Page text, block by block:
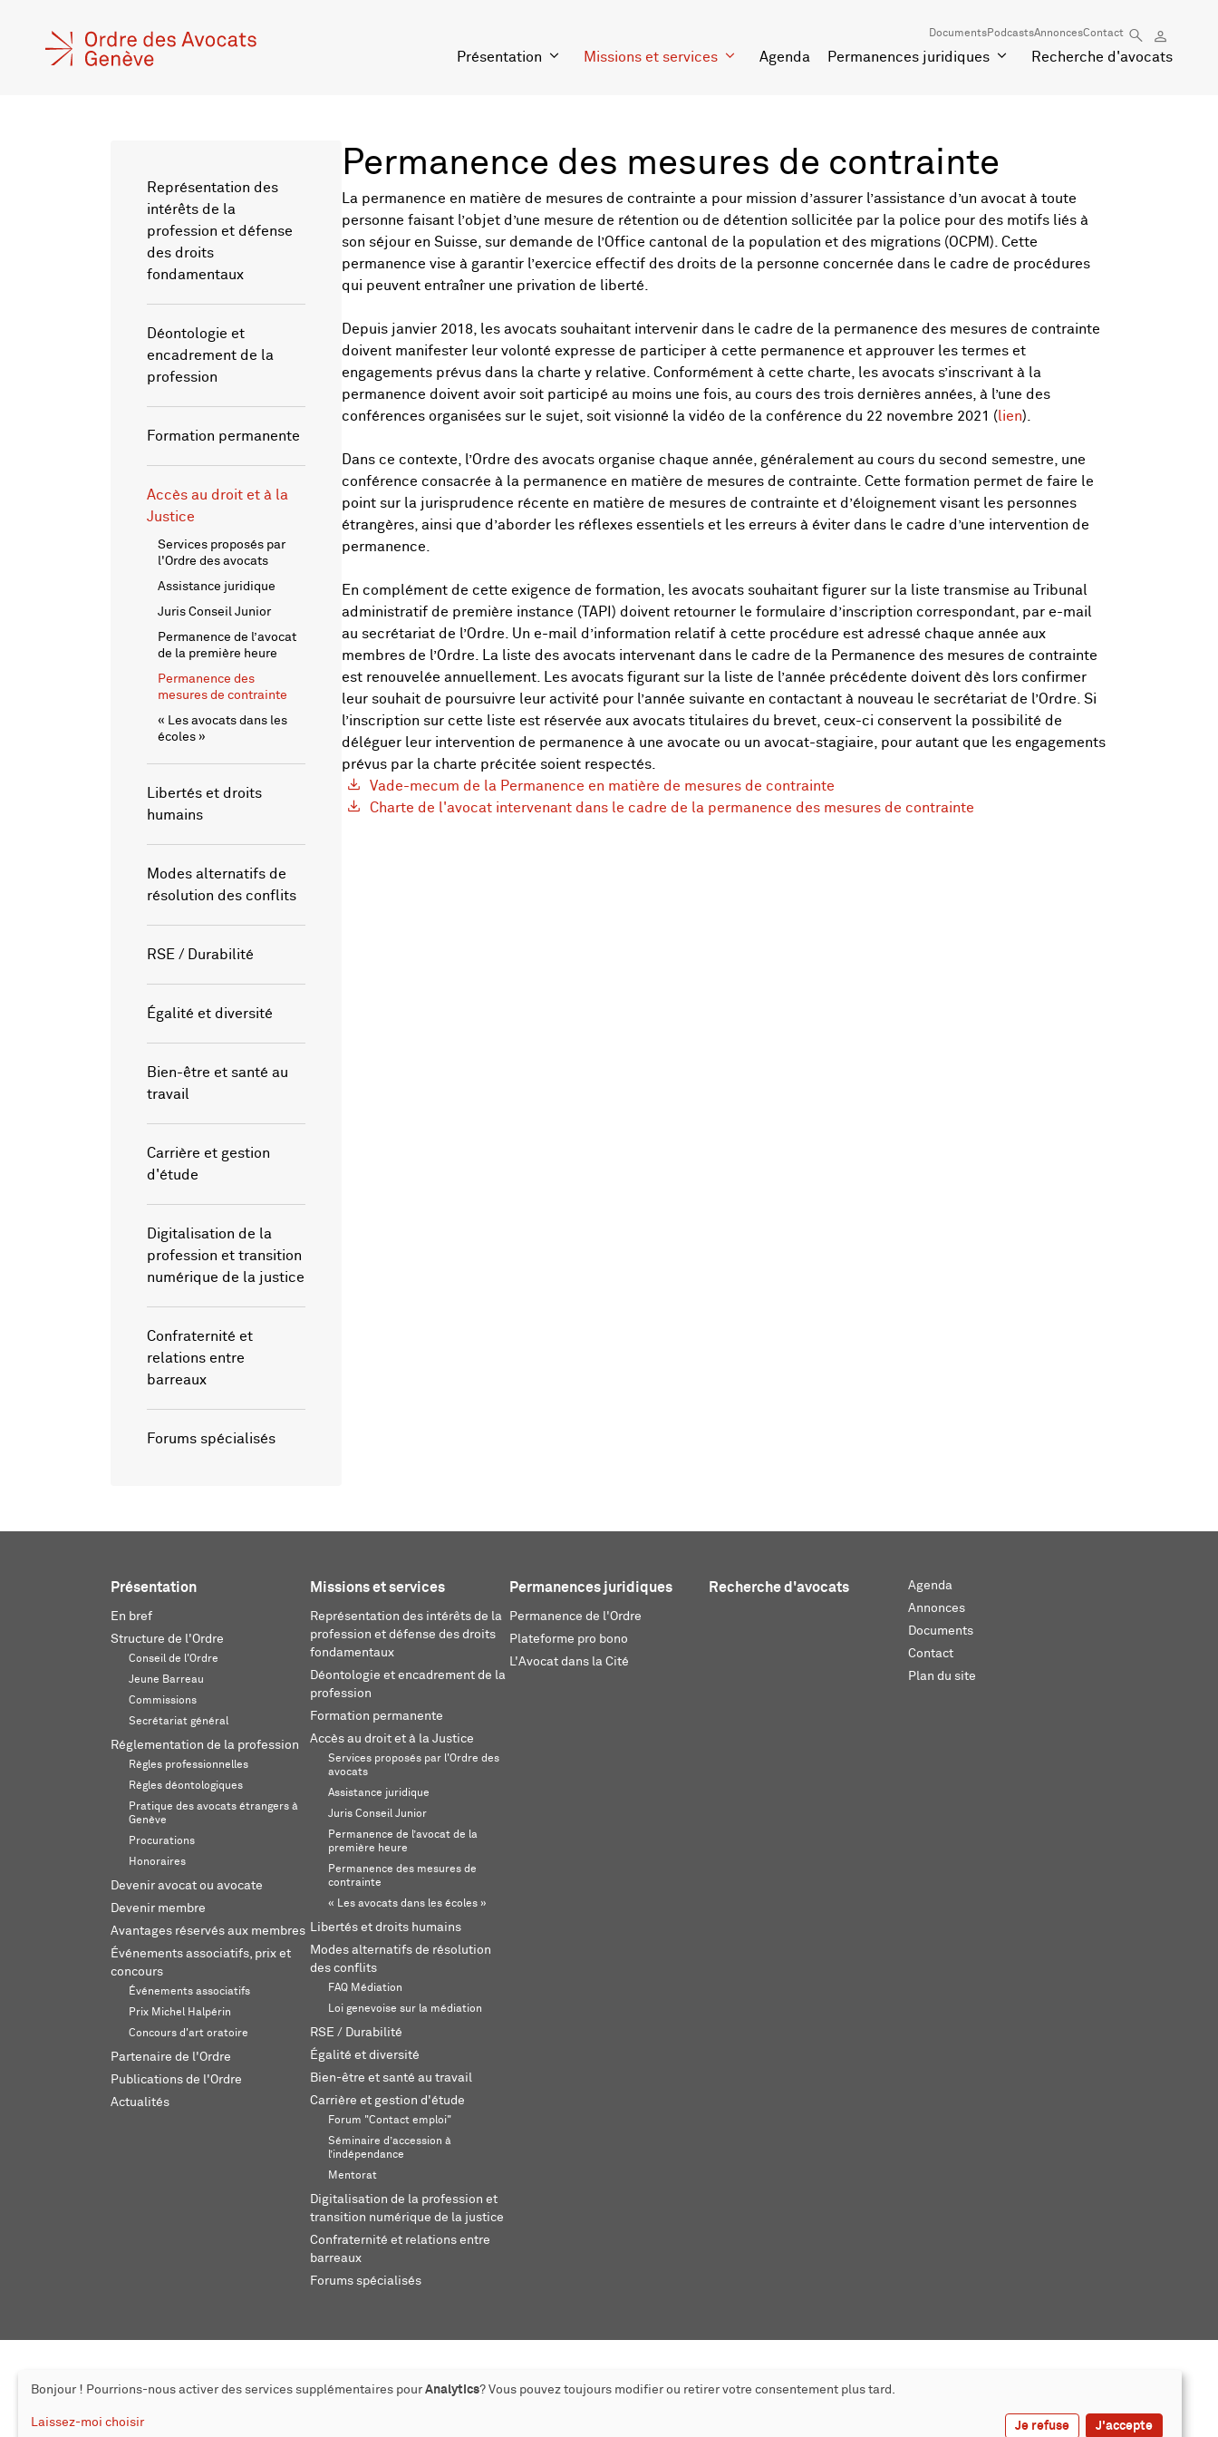
DocumentsPodcastsAnnoncesContact
Présentation Missions et services Agenda Permanences juridiques Recherche d'avocats
Représentation des
intérêts de la
profession et défense
des droits
fondamentaux
Déontologie et
encadrement de la
profession
Formation permanente
Accès au droit et à la
Justice
Services proposés par
l'Ordre des avocats
Assistance juridique
Juris Conseil Junior
Permanence de l’avocat
de la première heure
Permanence des
mesures de contrainte
« Les avocats dans les
écoles »
Libertés et droits
humains
Modes alternatifs de
résolution des conflits
RSE / Durabilité
Égalité et diversité
Bien-être et santé au
travail
Carrière et gestion
d'étude
Digitalisation de la
profession et transition
numérique de la justice
Confraternité et
relations entre
barreaux
Forums spécialisés
Permanence des mesures de contrainte
La permanence en matière de mesures de contrainte a pour mission d’assurer l’assistance d’un avocat à toute
personne faisant l’objet d’une mesure de rétention ou de détention sollicitée par la police pour des motifs liés à
son séjour en Suisse, sur demande de l’Office cantonal de la population et des migrations (OCPM). Cette
permanence vise à garantir l’exercice effectif des droits de la personne concernée dans le cadre de procédures
qui peuvent entraîner une privation de liberté.
Depuis janvier 2018, les avocats souhaitant intervenir dans le cadre de la permanence des mesures de contrainte
doivent manifester leur volonté expresse de participer à cette permanence et approuver les termes et
engagements prévus dans la charte y relative. Conformément à cette charte, les avocats s’inscrivant à la
permanence doivent avoir soit participé au moins une fois, au cours des trois dernières années, à l’une des
conférences organisées sur le sujet, soit visionné la vidéo de la conférence du 22 novembre 2021 ( lien).
Dans ce contexte, l’Ordre des avocats organise chaque année, généralement au cours du second semestre, une
conférence consacrée à la permanence en matière de mesures de contrainte. Cette formation permet de faire le
point sur la jurisprudence récente en matière de mesures de contrainte et d’éloignement visant les personnes
étrangères, ainsi que d’aborder les réflexes essentiels et les erreurs à éviter dans le cadre d’une intervention de
permanence.
En complément de cette exigence de formation, les avocats souhaitant figurer sur la liste transmise au Tribunal
administratif de première instance (TAPI) doivent retourner le formulaire d’inscription correspondant, par e-mail
au secrétariat de l’Ordre. Un e-mail d’information relatif à cette procédure est adressé chaque année aux
membres de l’Ordre. La liste des avocats intervenant dans le cadre de la Permanence des mesures de contrainte
est renouvelée annuellement. Les avocats figurant sur la liste de l’année précédente doivent dès lors confirmer
leur souhait de poursuivre leur activité pour l’année suivante en contactant à nouveau le secrétariat de l’Ordre. Si
l’inscription sur cette liste est réservée aux avocats titulaires du brevet, ceux-ci conservent la possibilité de
déléguer leur intervention de permanence à une avocate ou un avocat-stagiaire, pour autant que les engagements
prévus par la charte précitée soient respectés.
Vade-mecum de la Permanence en matière de mesures de contrainte
Charte de l'avocat intervenant dans le cadre de la permanence des mesures de contrainte
Présentation
En bref
Structure de l'Ordre
Conseil de l'Ordre
Jeune Barreau
Commissions
Secrétariat général
Réglementation de la profession
Règles professionnelles
Règles déontologiques
Pratique des avocats étrangers à
Genève
Procurations
Honoraires
Devenir avocat ou avocate
Devenir membre
Avantages réservés aux membres
Événements associatifs, prix et
concours
Événements associatifs
Prix Michel Halpérin
Concours d'art oratoire
Partenaire de l'Ordre
Publications de l'Ordre
Actualités
Missions et services
Représentation des intérêts de la
profession et défense des droits
fondamentaux
Déontologie et encadrement de la
profession
Formation permanente
Accès au droit et à la Justice
Services proposés par l'Ordre des
avocats
Assistance juridique
Juris Conseil Junior
Permanence de l’avocat de la
première heure
Permanence des mesures de
contrainte
« Les avocats dans les écoles »
Libertés et droits humains
Modes alternatifs de résolution
des conflits
FAQ Médiation
Loi genevoise sur la médiation
RSE / Durabilité
Égalité et diversité
Bien-être et santé au travail
Carrière et gestion d'étude
Forum "Contact emploi"
Séminaire d’accession à
l’indépendance
Mentorat
Digitalisation de la profession et
transition numérique de la justice
Confraternité et relations entre
barreaux
Forums spécialisés
Permanences juridiques
Permanence de l'Ordre
Plateforme pro bono
L'Avocat dans la Cité
Recherche d'avocats
Agenda
Annonces
Documents
Contact
Plan du site
Bonjour ! Pourrions-nous activer des services supplémentaires pour Analytics? Vous pouvez toujours modifier ou retirer votre consentement plus tard.
Laissez-moi choisir Je refuse J'accepte